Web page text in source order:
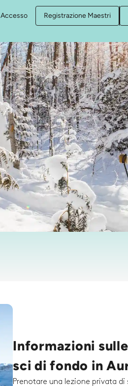
Accesso Registrazione Maestri
Informazioni
sci di fondo in
Prenotare una lezione privata